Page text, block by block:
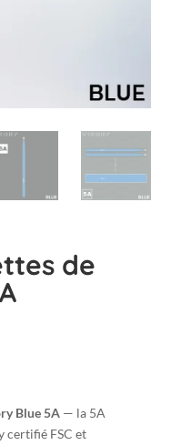
de
Blue 5A — la 5A
certifié FSC et